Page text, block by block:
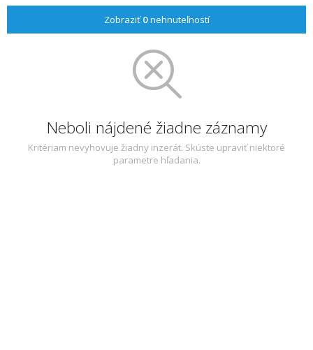
Zobraziť0nehnuteľností
Neboli nájdené žiadne záznamy
Kritériam nevyhovuje žiadny inzerát. Skúste upraviť niektoré
parametre hľadania.